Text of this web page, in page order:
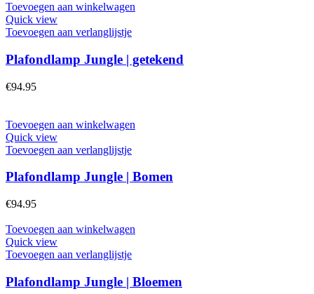
Toevoegen aan winkelwagen
Quick view
Toevoegen aan verlanglijstje
Plafondlamp Jungle | getekend
€94.95
Toevoegen aan winkelwagen
Quick view
Toevoegen aan verlanglijstje
Plafondlamp Jungle | Bomen
€94.95
Toevoegen aan winkelwagen
Quick view
Toevoegen aan verlanglijstje
Plafondlamp Jungle | Bloemen